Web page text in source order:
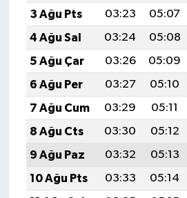
3 Ağu Pts
03:23 05:07
4 Ağu Sal
03:24 05:08
5 Ağu Çar
03:26 05:09
6 Ağu Per
03:27 05:10
7 Ağu Cum
03:29 05:11
8 Ağu Cts
03:30 05:12
9 Ağu Paz
03:32 05:13
10 Ağu Pts
03:33 05:14